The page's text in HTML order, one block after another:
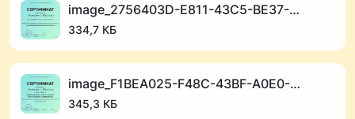
image_2756403D-E811-43C5-BE37-3501A3356998_1768912743.png
334,7 КБ
image_F1BEA025-F48C-43BF-A0E0-7E5C27B94A8A_1768912736.png
345,3 КБ